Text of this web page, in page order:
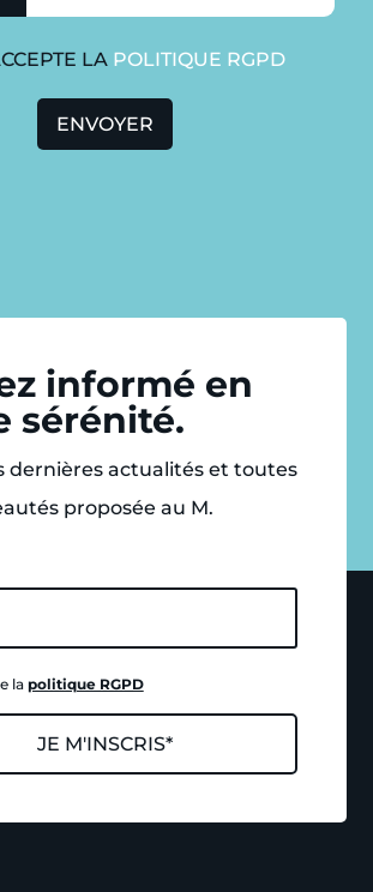
LA POLITIQUE RGPD
ENVOYER
informé en
sérénité.
dernières actualités et toutes
proposée au M.
la politique RGPD
JE M'INSCRIS*